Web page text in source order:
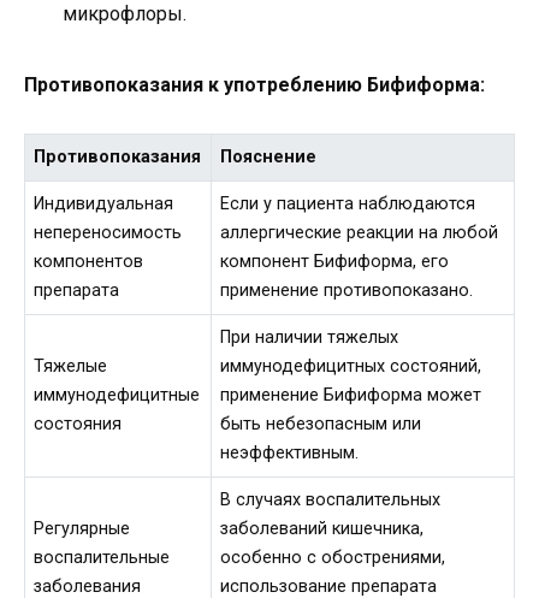
микрофлоры.
Противопоказания к употреблению Бифиформа:
Противопоказания Пояснение
Индивидуальная
непереносимость
компонентов
препарата
Если у пациента наблюдаются
аллергические реакции на любой
компонент Бифиформа, его
применение противопоказано.
Тяжелые
иммунодефицитные
состояния
При наличии тяжелых
иммунодефицитных состояний,
применение Бифиформа может
быть небезопасным или
неэффективным.
Регулярные
воспалительные
заболевания
В случаях воспалительных
заболеваний кишечника,
особенно с обострениями,
использование препарата